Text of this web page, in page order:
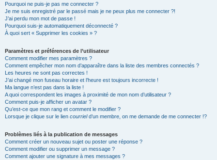
Pourquoi ne puis-je pas me connecter ?
Je me suis enregistré par le passé mais je ne peux plus me connecter ?!
J’ai perdu mon mot de passe !
Pourquoi suis-je automatiquement déconnecté ?
À quoi sert « Supprimer les cookies » ?
Paramètres et préférences de l’utilisateur
Comment modifier mes paramètres ?
Comment empêcher mon nom d’apparaître dans la liste des membres connectés ?
Les heures ne sont pas correctes !
J’ai changé mon fuseau horaire et l’heure est toujours incorrecte !
Ma langue n’est pas dans la liste !
A quoi correspondent les images à proximité de mon nom d’utilisateur ?
Comment puis-je afficher un avatar ?
Qu’est-ce que mon rang et comment le modifier ?
Lorsque je clique sur le lien courrield’un membre, on me demande de me connecter !?
Problèmes liés à la publication de messages
Comment créer un nouveau sujet ou poster une réponse ?
Comment modifier ou supprimer un message ?
Comment ajouter une signature à mes messages ?